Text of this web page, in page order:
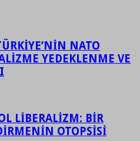
NATO
YEDEKLENME VE
LİBERALİZM: BİR
OTOPSİSİ